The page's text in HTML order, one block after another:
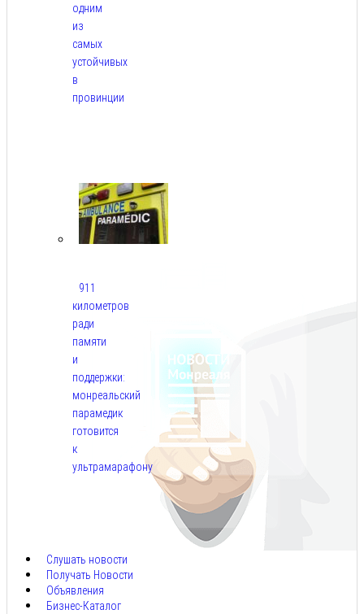
одним
из
самых
устойчивых
в
провинции
911
километров
ради
памяти
и
поддержки:
монреальский
парамедик
готовится
к
ультрамарафону
Слушать новости
Получать Новости
Объявления
Бизнес-Каталог